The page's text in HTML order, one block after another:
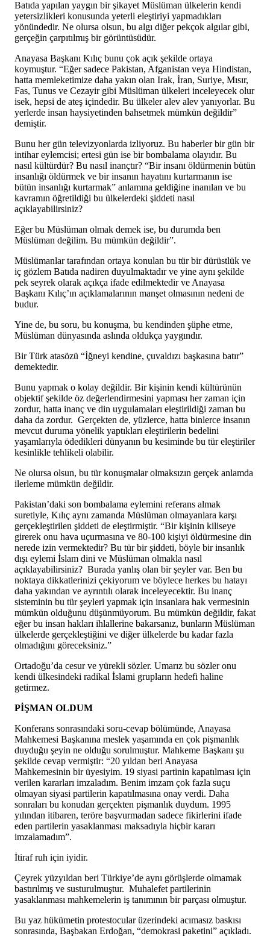
Batıda yapılan yaygın bir şikayet Müslüman ülkelerin kendi
yetersizlikleri konusunda yeterli eleştiriyi yapmadıkları
yönündedir. Ne olursa olsun, bu algı diğer pekçok algılar gibi,
gerçeğin çarpıtılmış bir görüntüsüdür.
Anayasa Başkanı Kılıç bunu çok açık şekilde ortaya
koymuştur. “Eğer sadece Pakistan, Afganistan veya Hindistan,
hatta memleketimize daha yakın olan Irak, İran, Suriye, Mısır,
Fas, Tunus ve Cezayir gibi Müslüman ülkeleri inceleyecek olur
isek, hepsi de ateş içindedir. Bu ülkeler alev alev yanıyorlar. Bu
yerlerde insan haysiyetinden bahsetmek mümkün değildir”
demiştir.
Bunu her gün televizyonlarda izliyoruz. Bu haberler bir gün bir
intihar eylemcisi; ertesi gün ise bir bombalama olayıdır. Bu
nasıl kültürdür? Bu nasıl inançtır? “Bir insanı öldürmenin bütün
insanlığı öldürmek ve bir insanın hayatını kurtarmanın ise
bütün insanlığı kurtarmak” anlamına geldiğine inanılan ve bu
kavramın öğretildiği bu ülkelerdeki şiddeti nasıl
açıklayabilirsiniz?
Eğer bu Müslüman olmak demek ise, bu durumda ben
Müslüman değilim. Bu mümkün değildir”.
Müslümanlar tarafından ortaya konulan bu tür bir dürüstlük ve
iç gözlem Batıda nadiren duyulmaktadır ve yine aynı şekilde
pek seyrek olarak açıkça ifade edilmektedir ve Anayasa
Başkanı Kılıç’ın açıklamalarının manşet olmasının nedeni de
budur.
Yine de, bu soru, bu konuşma, bu kendinden şüphe etme,
Müslüman dünyasında aslında oldukça yaygındır.
Bir Türk atasözü “İğneyi kendine, çuvaldızı başkasına batır”
demektedir.
Bunu yapmak o kolay değildir. Bir kişinin kendi kültürünün
objektif şekilde öz değerlendirmesini yapması her zaman için
zordur, hatta inanç ve din uygulamaları eleştirildiği zaman bu
daha da zordur. Gerçekten de, yüzlerce, hatta binlerce insanın
mevcut duruma yönelik yaptıkları eleştirilerin bedelini
yaşamlarıyla ödedikleri dünyanın bu kesiminde bu tür eleştiriler
kesinlikle tehlikeli olabilir.
Ne olursa olsun, bu tür konuşmalar olmaksızın gerçek anlamda
ilerleme mümkün değildir.
Pakistan’daki son bombalama eylemini referans almak
suretiyle, Kılıç aynı zamanda Müslüman olmayanlara karşı
gerçekleştirilen şiddeti de eleştirmiştir. “Bir kişinin kiliseye
girerek onu hava uçurmasına ve 80-100 kişiyi öldürmesine din
nerede izin vermektedir? Bu tür bir şiddeti, böyle bir insanlık
dışı eylemi İslam dini ve Müslüman olmakla nasıl
açıklayabilirsiniz? Burada yanlış olan bir şeyler var. Ben bu
noktaya dikkatlerinizi çekiyorum ve böylece herkes bu hatayı
daha yakından ve ayrıntılı olarak inceleyecektir. Bu inanç
sisteminin bu tür şeyleri yapmak için insanlara hak vermesinin
mümkün olduğunu düşünmüyorum. Bu mümkün değildir, fakat
eğer bu insan hakları ihlallerine bakarsanız, bunların Müslüman
ülkelerde gerçekleştiğini ve diğer ülkelerde bu kadar fazla
olmadığını göreceksiniz.”
Ortadoğu’da cesur ve yürekli sözler. Umarız bu sözler onu
kendi ülkesindeki radikal İslami grupların hedefi haline
getirmez.
PİŞMAN OLDUM
Konferans sonrasındaki soru-cevap bölümünde, Anayasa
Mahkemesi Başkanına meslek yaşamında en çok pişmanlık
duyduğu şeyin ne olduğu sorulmuştur. Mahkeme Başkanı şu
şekilde cevap vermiştir: “20 yıldan beri Anayasa
Mahkemesinin bir üyesiyim. 19 siyasi partinin kapatılması için
verilen kararları imzaladım. Benim imzam çok fazla suçu
olmayan siyasi partilerin kapatılmasına onay verdi. Daha
sonraları bu konudan gerçekten pişmanlık duydum. 1995
yılından itibaren, teröre başvurmadan sadece fikirlerini ifade
eden partilerin yasaklanması maksadıyla hiçbir kararı
imzalamadım”.
İtiraf ruh için iyidir.
Çeyrek yüzyıldan beri Türkiye’de aynı görüşlerde olmamak
bastırılmış ve susturulmuştur. Muhalefet partilerinin
yasaklanması mahkemelerin iş tanımının bir parçası olmuştur.
Bu yaz hükümetin protestocular üzerindeki acımasız baskısı
sonrasında, Başbakan Erdoğan, “demokrasi paketini” açıkladı.